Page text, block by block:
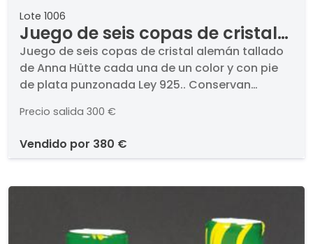
Lote 1006
Juego de seis copas de cristal
alemán tallado de Anna Hütte
cada una de un color y con pie
de plata punzonada Ley 925.
Juego de seis copas de cristal alemán tallado
de Anna Hütte cada una de un color y con pie
de plata punzonada Ley 925.. Conservan
Precio salida 300 €
vendido por 380 €